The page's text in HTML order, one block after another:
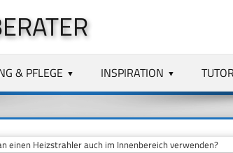
& PFLEGE INSPIRATION
einen Heizstrahler auch im Innenbereich verwenden?